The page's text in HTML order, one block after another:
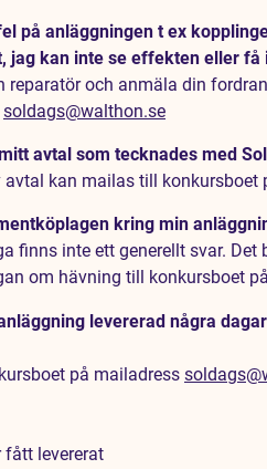
på anläggningen t ex
jag kan inte se effekten eller
reparatör och anmäla din
soldags@walthon.se
avtal som tecknades med
avtal kan mailas till konkursboet
kring min
finns inte ett generellt svar.
om hävning till konkursboet
levererad några
på mailadress
levererat